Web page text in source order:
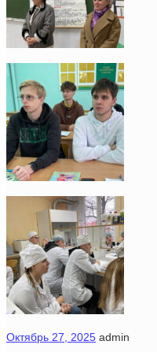
Октябрь 27, 2025 admin